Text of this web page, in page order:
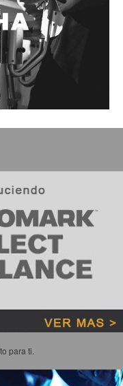
para ti.